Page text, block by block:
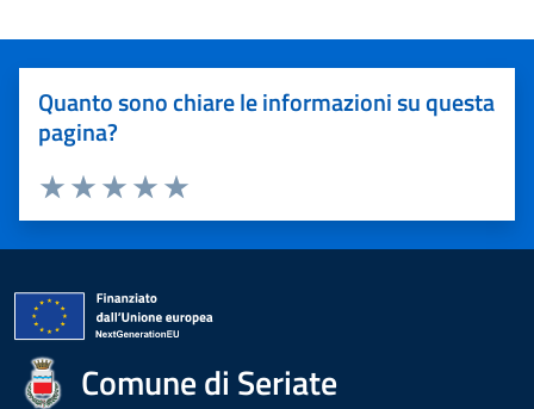
Quanto sono chiare le informazioni su questa
pagina?
Valuta 5 stelle su 5
Valuta 4 stelle su 5
Valuta 3 stelle su 5
Valuta 2 stelle su 5
Valuta 1 stelle su 5
Comune di Seriate